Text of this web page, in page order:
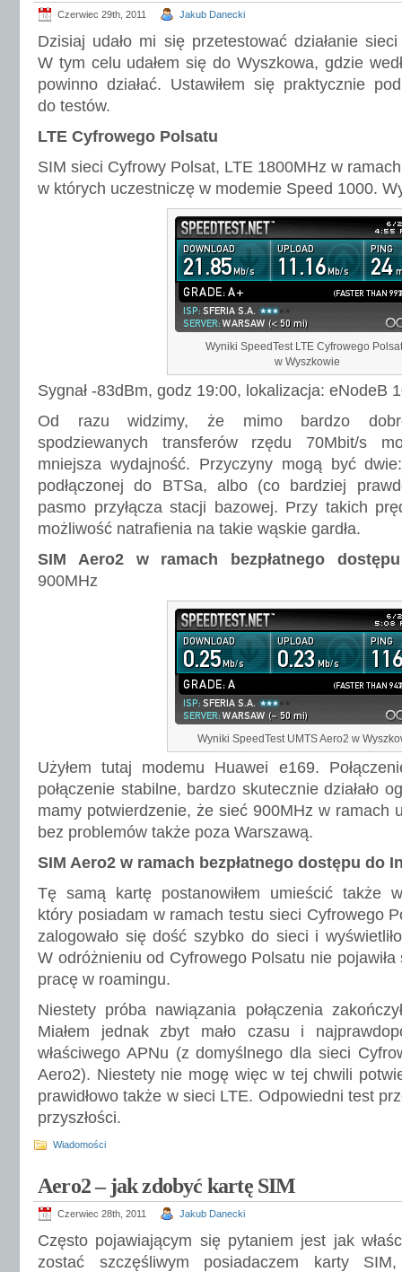
Czerwiec 29th, 2011 Jakub Danecki
Dzisiaj udało mi się przetestować działanie
W tym celu udałem się do Wyszkowa, gdzie
powinno działać. Ustawiłem się praktycznie
do testów.
LTE Cyfrowego Polsatu
SIM sieci Cyfrowy Polsat, LTE 1800MHz w
w których uczestniczę w modemie Speed 1000.
Wyniki SpeedTest LTE Cyfrowego
w Wyszkowie
Sygnał -83dBm, godz 19:00, lokalizacja: eNodeB
Od razu widzimy, że mimo bardzo
spodziewanych transferów rzędu 70Mbit/s
mniejsza wydajność. Przyczyny mogą być
podłączonej do BTSa, albo (co bardziej
pasmo przyłącza stacji bazowej. Przy takich
możliwość natrafienia na takie wąskie gardła.
SIM Aero2 w ramach bezpłatnego
900MHz
Wyniki SpeedTest UMTS Aero2 w
Użyłem tutaj modemu Huawei e169.
połączenie stabilne, bardzo skutecznie działało
mamy potwierdzenie, że sieć 900MHz w ramach
bez problemów także poza Warszawą.
SIM Aero2 w ramach bezpłatnego dostępu do
Tę samą kartę postanowiłem umieścić także
który posiadam w ramach testu sieci Cyfrowego
zalogowało się dość szybko do sieci i
W odróżnieniu od Cyfrowego Polsatu nie
pracę w roamingu.
Niestety próba nawiązania połączenia
Miałem jednak zbyt mało czasu i
właściwego APNu (z domyślnego dla sieci
Aero2). Niestety nie mogę więc w tej chwili
prawidłowo także w sieci LTE. Odpowiedni test
przyszłości.
Wiadomości
Aero2 – jak zdobyć kartę SIM
Czerwiec 28th, 2011 Jakub Danecki
Często pojawiającym się pytaniem jest jak
zostać szczęśliwym posiadaczem karty